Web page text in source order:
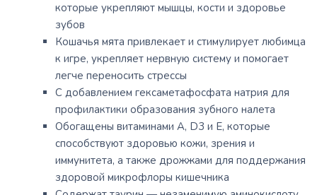
которые укрепляют мышцы, кости и здоровье
зубов
Кошачья мята привлекает и стимулирует любимца
к игре, укрепляет нервную систему и помогает
легче переносить стрессы
С добавлением гексаметафосфата натрия для
профилактики образования зубного налета
Обогащены витаминами A, D3 и E, которые
способствуют здоровью кожи, зрения и
иммунитета, а также дрожжами для поддержания
здоровой микрофлоры кишечника